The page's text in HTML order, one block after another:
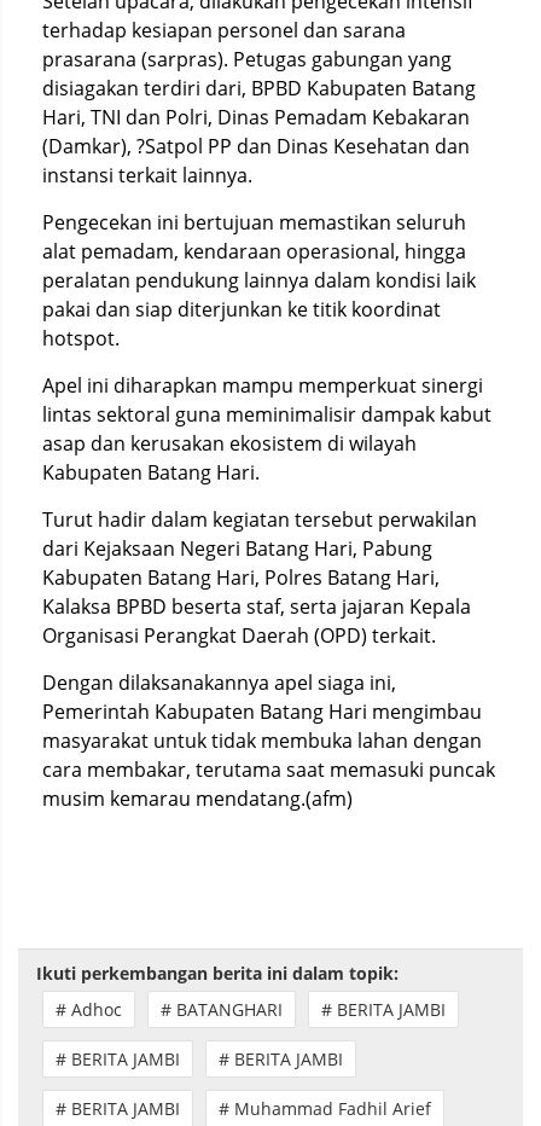
terhadap kesiapan personel dan sarana
prasarana (sarpras). Petugas gabungan yang
disiagakan terdiri dari, BPBD Kabupaten Batang
Hari, TNI dan Polri, Dinas Pemadam Kebakaran
(Damkar), ?Satpol PP dan Dinas Kesehatan dan
instansi terkait lainnya.
Pengecekan ini bertujuan memastikan seluruh
alat pemadam, kendaraan operasional, hingga
peralatan pendukung lainnya dalam kondisi laik
pakai dan siap diterjunkan ke titik koordinat
hotspot.
Apel ini diharapkan mampu memperkuat sinergi
lintas sektoral guna meminimalisir dampak kabut
asap dan kerusakan ekosistem di wilayah
Kabupaten Batang Hari.
Turut hadir dalam kegiatan tersebut perwakilan
dari Kejaksaan Negeri Batang Hari, Pabung
Kabupaten Batang Hari, Polres Batang Hari,
Kalaksa BPBD beserta staf, serta jajaran Kepala
Organisasi Perangkat Daerah (OPD) terkait.
Dengan dilaksanakannya apel siaga ini,
Pemerintah Kabupaten Batang Hari mengimbau
masyarakat untuk tidak membuka lahan dengan
cara membakar, terutama saat memasuki puncak
musim kemarau mendatang.(afm)
Ikuti perkembangan berita ini dalam topik:
# Adhoc
# BATANGHARI # BERITA JAMBI
# BERITA JAMBI # BERITA JAMBI
# BERITA JAMBI # Muhammad Fadhil Arief